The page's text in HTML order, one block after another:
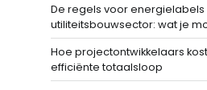
De regels voor
utiliteitsbouwsector: wat je
Hoe projectontwikkelaars
efficiënte totaalsloop